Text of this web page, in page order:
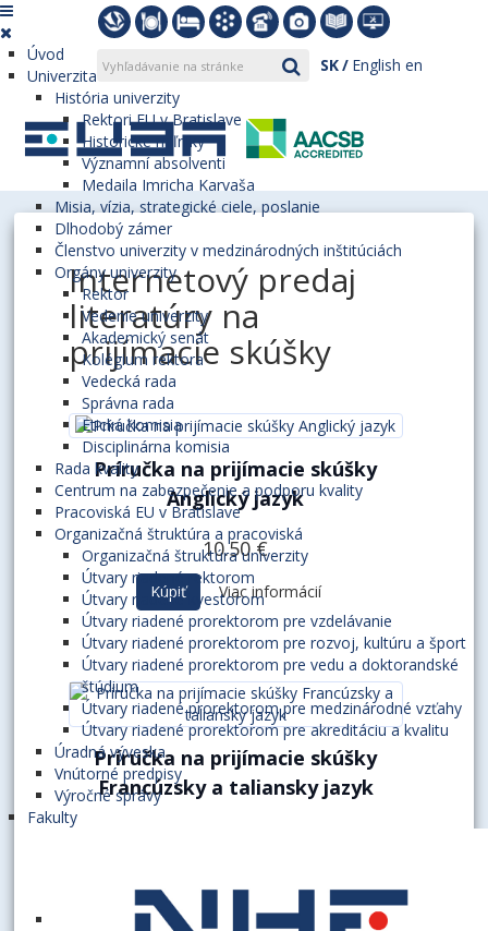
SK English en
Úvod
Univerzita
História univerzity
Rektori EU v Bratislave
Historické míľniky
Významní absolventi
Medaila Imricha Karvaša
Misia, vízia, strategické ciele, poslanie
Dlhodobý zámer
Členstvo univerzity v medzinárodných inštitúciách
Orgány univerzity
Rektor
Vedenie univerzity
Akademický senát
Kolégium rektora
Vedecká rada
Správna rada
Etická komisia
Disciplinárna komisia
Rada kvality
Centrum na zabezpečenie a podporu kvality
Pracoviská EU v Bratislave
Organizačná štruktúra a pracoviská
Organizačná štruktúra univerzity
Útvary riadené rektorom
Útvary riadené kvestorom
Útvary riadené prorektorom pre vzdelávanie
Útvary riadené prorektorom pre rozvoj, kultúru a šport
Útvary riadené prorektorom pre vedu a doktorandské
štúdium
Útvary riadené prorektorom pre medzinárodné vzťahy
Útvary riadené prorektorom pre akreditáciu a kvalitu
Úradná výveska
Vnútorné predpisy
Výročné správy
Fakulty
Internetový predaj
literatúry na
prijímacie skúšky
Príručka na prijímacie skúšky
Anglický jazyk
10.50 €
Kúpiť Viac informácií
Príručka na prijímacie skúšky
Francúzsky a taliansky jazyk